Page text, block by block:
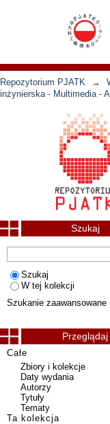
Repozytorium PJATK →
inżynierska - Multimedia -
Szukaj
Szukaj
W tej kolekcji
Szukanie zaawansowane
Przeglądaj
Całe
Zbiory i kolekcje
Daty wydania
Autorzy
Tytuły
Tematy
Ta kolekcja